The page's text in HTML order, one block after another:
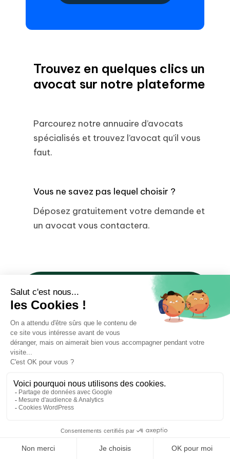
Trouvez en quelques clics un
avocat sur notre plateforme
Parcourez notre annuaire d’avocats
spécialisés et trouvez l’avocat qu’il vous
faut.
Vous ne savez pas lequel choisir ?
Déposez gratuitement votre demande et
un avocat vous contactera.
Vous êtes